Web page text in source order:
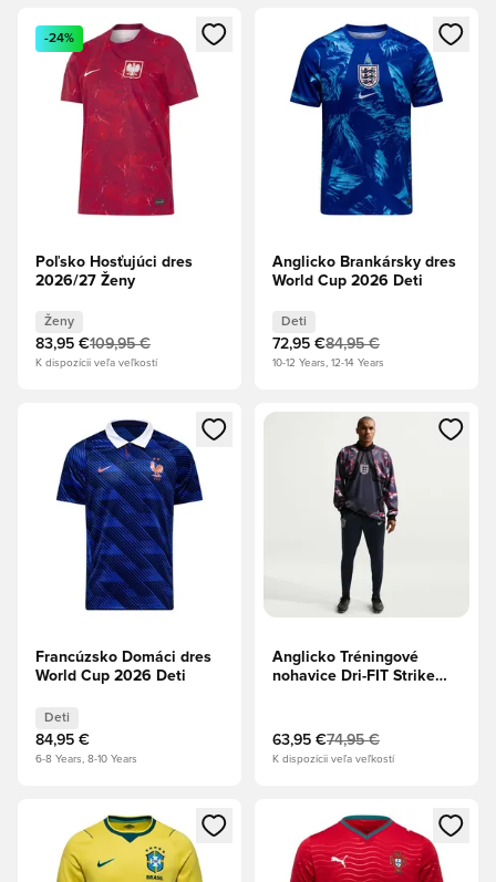
Otvorí modál na prihlásenie alebo registráciu ako člen
-24%
Poľsko Hosťujúci dres
2026/27 Ženy
Ženy
83,95 €109,95 €
K dispozícii veľa veľkostí
Otvorí modál na prihlásenie
Anglicko Brankársky dres
World Cup 2026 Deti
Deti
72,95 €84,95 €
10-12 Years, 12-14 Years
Otvorí modál na prihlásenie alebo registráciu ako člen
Francúzsko Domáci dres
World Cup 2026 Deti
Deti
84,95 €
6-8 Years, 8-10 Years
Otvorí modál na prihlásenie
Anglicko Tréningové
nohavice Dri-FIT Strike
modrá/Biela
63,95 €74,95 €
K dispozícii veľa veľkostí
Otvorí modál na prihlásenie alebo registráciu ako člen
Otvorí modál na prihlásenie